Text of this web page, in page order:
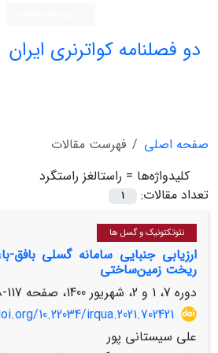
دو فصلنامه کواترنری ایران
صفحه اصلی
فهرست مقالات
کلیدواژه‌ها = راستالغز راستگرد
تعداد مقالات:
1
نئوتکتونیک و گسل ها
ارزیابی جنبایی سامانه گسلی
ریخت زمین‌ساختی
دوره 7، 1 و 2، شهریور 1400، صفحه
117-128
10.22034/irqua.2021.702421
علی سیستانی پور